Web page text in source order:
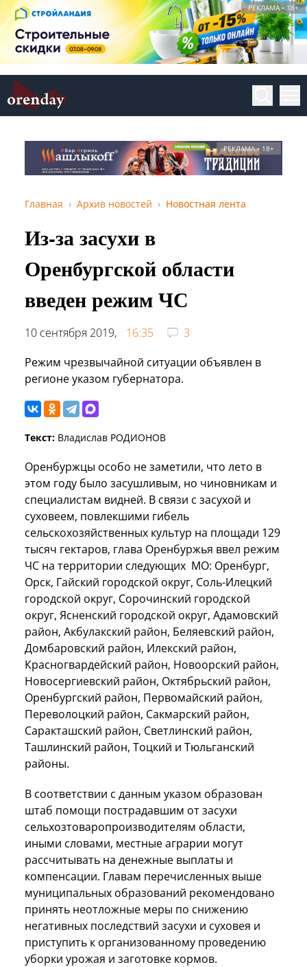
РЕКЛАМА • 18+
РЕКЛАМА • 18+
Главная Архив новостей Новостная лента
Из-за засухи в
Оренбургской области
введен режим ЧС
10 сентября 2019, 16:35
3
Режим чрезвычайной ситуации объявлен в
регионе указом губернатора.
Текст: Владислав РОДИОНОВ
Оренбуржцы особо не заметили, что лето в
этом году было засушливым, но чиновникам и
специалистам видней. В связи с засухой и
суховеем, повлекшими гибель
сельскохозяйственных культур на площади 129
тысяч гектаров, глава Оренбуржья ввел режим
ЧС на территории следующих МО: Оренбург,
Орск, Гайский городской округ, Соль-Илецкий
городской округ, Сорочинский городской
округ, Ясненский городской округ, Адамовский
район, Акбулакский район, Беляевский район,
Домбаровский район, Илекский район,
Красногвардейский район, Новоорский район,
Новосергиевский район, Октябрьский район,
Оренбургский район, Первомайский район,
Переволоцкий район, Сакмарский район,
Саракташский район, Светлинский район,
Ташлинский район, Тоцкий и Тюльганский
районы.
В соответствии с данным указом образован
штаб помощи пострадавшим от засухи
сельхозтоваропроизводителям области,
иными словами, местные аграрии могут
рассчитывать на денежные выплаты и
компенсации. Главам перечисленных выше
муниципальных образований рекомендовано
принять неотложные меры по снижению
негативных последствий засухи и суховея и
приступить к организованному проведению
уборки урожая и заготовке кормов.